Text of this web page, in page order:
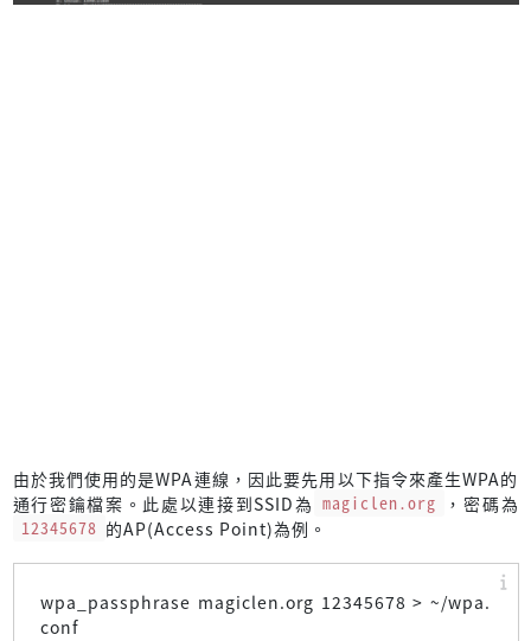
由於我們使用的是WPA連線，因此要先用以下指令來產生WPA的
通行密鑰檔案。此處以連接到SSID為 magiclen.org
，密碼為
12345678 的AP(Access Point)為例。
wpa_passphrase magiclen.org 12345678 > ~/wpa.
conf